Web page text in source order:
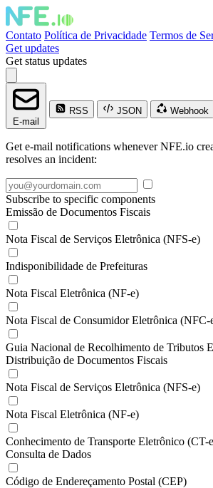
Contato Política de Privacidade Termos de
Get updates
Get status updates
E-mail
RSS JSON
Webhook
Get e-mail notifications whenever NFE.io
resolves an incident:
Subscribe to specific components
Emissão de Documentos Fiscais
Nota Fiscal de Serviços Eletrônica (NFS-e)
Indisponibilidade de Prefeituras
Nota Fiscal Eletrônica (NF-e)
Nota Fiscal de Consumidor Eletrônica (NFC-
Guia Nacional de Recolhimento de Tributos
Distribuição de Documentos Fiscais
Nota Fiscal de Serviços Eletrônica (NFS-e)
Nota Fiscal Eletrônica (NF-e)
Conhecimento de Transporte Eletrônico (CT-
Consulta de Dados
Código de Endereçamento Postal (CEP)